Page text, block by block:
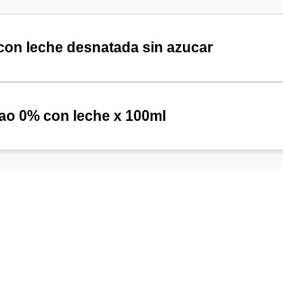
leche desnatada sin azucar
0% con leche x 100ml